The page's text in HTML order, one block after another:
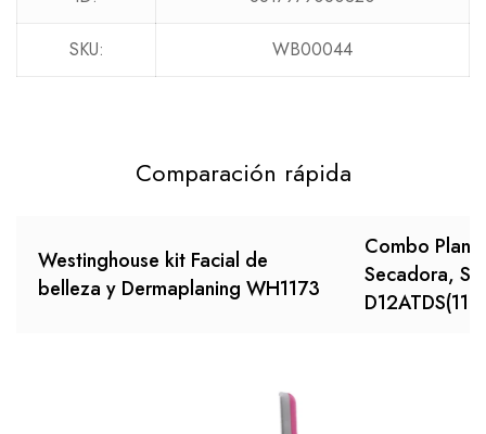
SKU: WB00044
Comparación rápida
Westinghouse kit Facial de
belleza y Dermaplaning WH1173
Combo
Secadora,